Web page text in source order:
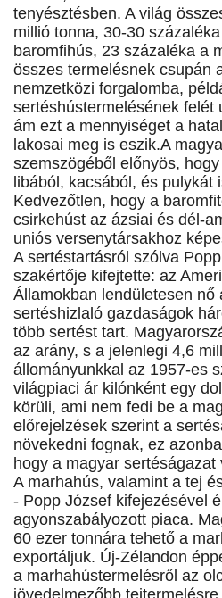
tenyésztésben. A világ
millió tonna, 30-30
baromfihús, 23 százaléka a
összes termelésnek csupán
nemzetközi forgalomba,
sertéshústermelésének felét
ám ezt a mennyiséget a
lakosai meg is eszik.A
szemszögéből előnyös,
libából, kacsából, és pulykát
Kedvezőtlen, hogy a
csirkehúst az ázsiai és dél-
uniós versenytársakhoz
A sertéstartásról szólva
szakértője kifejtette: az
Államokban lendületesen nő
sertéshizlaló gazdaságok
több sertést tart.
az arány, s a jelenlegi 4,6
állományunkkal az 1957-es
világpiaci ár kilónként egy
körüli, ami nem fedi be a
előrejelzések szerint a
növekedni fognak, ez
hogy a magyar sertéságazat
A marhahús, valamint a tej
- Popp József kifejezésével
agyonszabályozott piaca.
60 ezer tonnára tehető a
exportáljuk. Új-Zélandon
a marhahústermelésről az